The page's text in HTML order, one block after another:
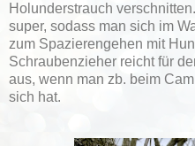
Holunderstrauch
super, sodass man sich im
zum Spazierengehen mit
Schraubenzieher reicht für
aus, wenn man zb. beim
sich hat.